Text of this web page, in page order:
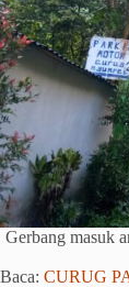
Gerbang masuk
Baca: CURUG